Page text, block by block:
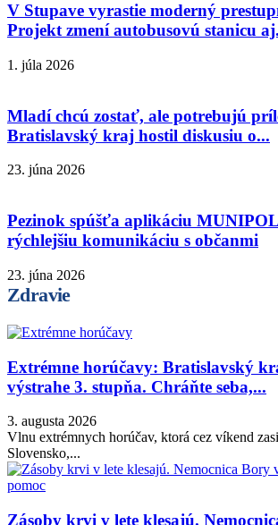
V Stupave vyrastie moderný
Projekt zmení autobusovú stanicu
1. júla 2026
Mladí chcú zostať, ale potrebujú
Bratislavský kraj hostil diskusiu o...
23. júna 2026
Pezinok spúšťa aplikáciu
rýchlejšiu komunikáciu s občanmi
23. júna 2026
Zdravie
Extrémne horúčavy: Bratislavský
výstrahe 3. stupňa. Chráňte seba,...
3. augusta 2026
Vlnu extrémnych horúčav, ktorá cez víkend
Slovensko,...
Zásoby krvi v lete klesajú.